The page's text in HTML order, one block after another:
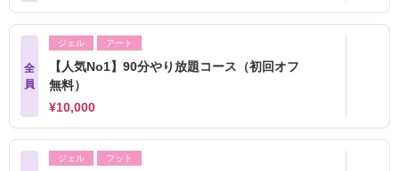
全
員
ジェル アート
【人気No1】90分やり放題コース（初回オフ
無料）
¥10,000
ジェル フット